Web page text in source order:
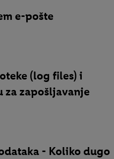
e-pošte
(log files) i
zapošljavanje
- Koliko dugo